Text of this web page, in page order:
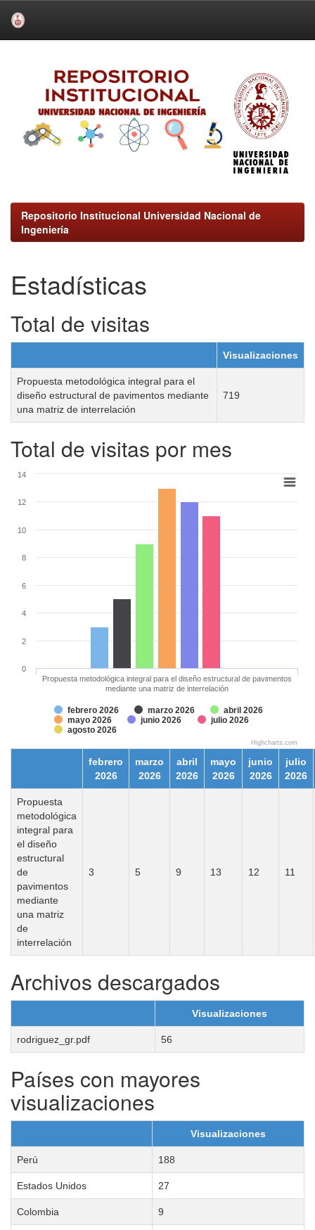
Repositorio Institucional Universidad Nacional de
Ingeniería
Estadísticas
Total de visitas
Visualizaciones
Propuesta metodológica integral para el
diseño estructural de pavimentos mediante
una matriz de interrelación
719
Total de visitas por mes
febrero 2026 marzo 2026
abril 2026
mayo 2026
junio 2026
julio 2026
agosto 2026
Propuesta metodológica integral para el diseño estructural de pavimentos
mediante una matriz de interrelación
0
2
4
6
8
10
12
14
Highcharts.com
febrero
2026
marzo
2026
abril
2026
mayo
2026
junio
2026
julio
2026
Propuesta
metodológica
integral para
el diseño
estructural
de
pavimentos
mediante
una matriz
de
interrelación
3 5 9 13 12 11
Archivos descargados
Visualizaciones
rodriguez_gr.pdf 56
Países con mayores
visualizaciones
Visualizaciones
Perú 188
Estados Unidos 27
Colombia 9